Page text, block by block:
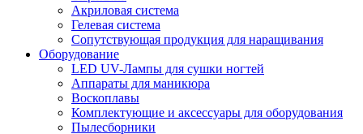
Акриловая система
Гелевая система
Сопутствующая продукция для наращивания
Оборудование
LED UV-Лампы для сушки ногтей
Аппараты для маникюра
Воскоплавы
Комплектующие и аксессуары для оборудования
Пылесборники